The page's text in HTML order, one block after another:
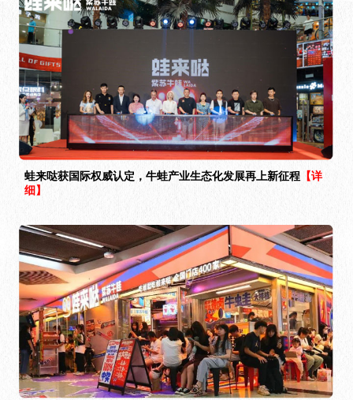
蛙来哒获国际权威认定，牛蛙产业生态化发展再上新征程 【详
细】